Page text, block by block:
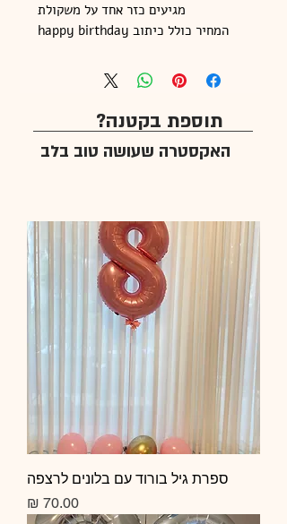
מגיעים כזר אחד על משקולת
המחיר כולל כיתוב happy birthday
תוספת בקטנה?
האקסטרה שעושה טוב בלב
ספרת גיל בורוד עם בלונים לרצפה
מחיר